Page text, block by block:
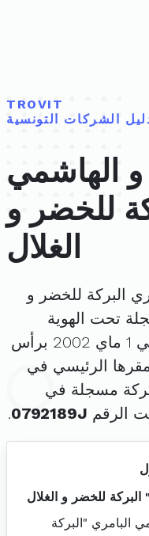
TROVIT
الشركات التونسية
الهاشمي
للخضر و
الغلال
البركة للخضر و
تحت الهوية
. تم تأسيسها في 1 ماي 2002 برأس
الرئيسي في
مسجلة في
الرقم 0792189J
.
للخضر و الغلال
البامري "البركة